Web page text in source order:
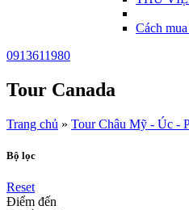
Cách
0913611980
Tour Canada
Trang chủ » Tour Châu Mỹ - Úc -
Bộ lọc
Reset
Điểm đến